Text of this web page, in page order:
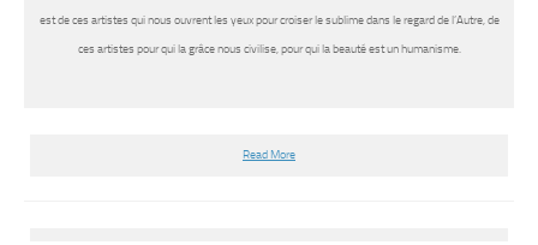
est de ces artistes qui nous ouvrent les yeux pour croiser le sublime dans le regard de l’Autre, de
ces artistes pour qui la grâce nous civilise, pour qui la beauté est un humanisme.
Read More